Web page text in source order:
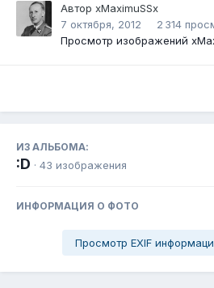
Автор xMaximuSSx
7 октября, 2012
2 314
Просмотр изображений
ИЗ АЛЬБОМА:
:D · 43 изображения
ИНФОРМАЦИЯ О ФОТО
Просмотр EXIF